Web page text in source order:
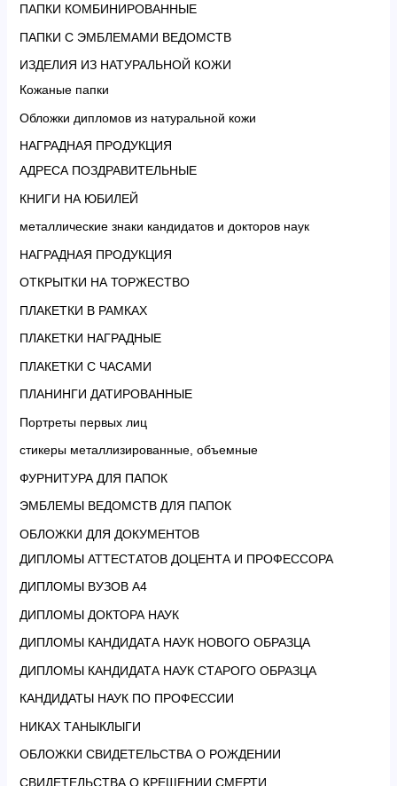
ПАПКИ КОМБИНИРОВАННЫЕ
ПАПКИ С ЭМБЛЕМАМИ ВЕДОМСТВ
ИЗДЕЛИЯ ИЗ НАТУРАЛЬНОЙ КОЖИ
Кожаные папки
Обложки дипломов из натуральной кожи
НАГРАДНАЯ ПРОДУКЦИЯ
АДРЕСА ПОЗДРАВИТЕЛЬНЫЕ
КНИГИ НА ЮБИЛЕЙ
металлические знаки кандидатов и докторов наук
НАГРАДНАЯ ПРОДУКЦИЯ
ОТКРЫТКИ НА ТОРЖЕСТВО
ПЛАКЕТКИ В РАМКАХ
ПЛАКЕТКИ НАГРАДНЫЕ
ПЛАКЕТКИ С ЧАСАМИ
ПЛАНИНГИ ДАТИРОВАННЫЕ
Портреты первых лиц
стикеры металлизированные, объемные
ФУРНИТУРА ДЛЯ ПАПОК
ЭМБЛЕМЫ ВЕДОМСТВ ДЛЯ ПАПОК
ОБЛОЖКИ ДЛЯ ДОКУМЕНТОВ
ДИПЛОМЫ АТТЕСТАТОВ ДОЦЕНТА И ПРОФЕССОРА
ДИПЛОМЫ ВУЗОВ А4
ДИПЛОМЫ ДОКТОРА НАУК
ДИПЛОМЫ КАНДИДАТА НАУК НОВОГО ОБРАЗЦА
ДИПЛОМЫ КАНДИДАТА НАУК СТАРОГО ОБРАЗЦА
КАНДИДАТЫ НАУК ПО ПРОФЕССИИ
НИКАХ ТАНЫКЛЫГИ
ОБЛОЖКИ СВИДЕТЕЛЬСТВА О РОЖДЕНИИ
СВИДЕТЕЛЬСТВА О КРЕЩЕНИИ,СМЕРТИ